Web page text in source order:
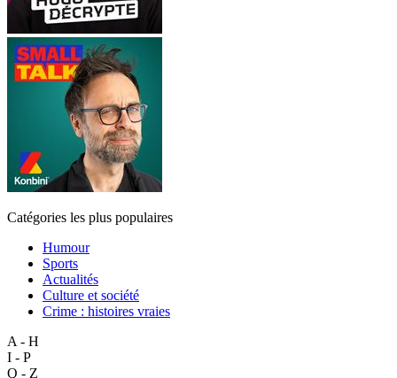
Catégories les plus populaires
Humour
Sports
Actualités
Culture et société
Crime : histoires vraies
A - H
I - P
Q - Z